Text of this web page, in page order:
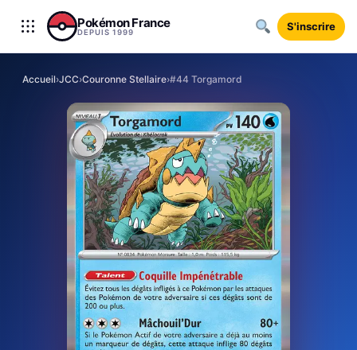
Aller au contenu
Pokémon France
DEPUIS 1999 S'inscrire
Accueil›JCC›Couronne Stellaire›#44 Torgamord